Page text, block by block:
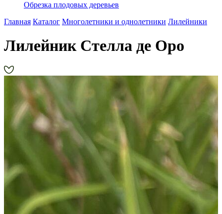
Обрезка плодовых деревьев
Главная Каталог Многолетники и однолетники Лилейники
Лилейник Стелла де Оро